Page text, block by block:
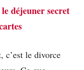
déjeuner secret
c’est le divorce